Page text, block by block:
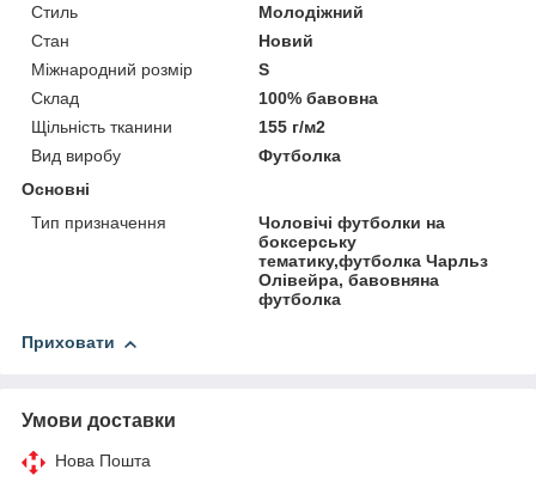
Стиль
Молодіжний
Стан
Новий
Міжнародний розмір
S
Склад
100% бавовна
Щільність тканини
155 г/м2
Вид виробу
Футболка
Основні
Тип призначення
Чоловічі футболки на
боксерську
тематику,футболка Чарльз
Олівейра, бавовняна
футболка
Приховати
Умови доставки
Нова Пошта